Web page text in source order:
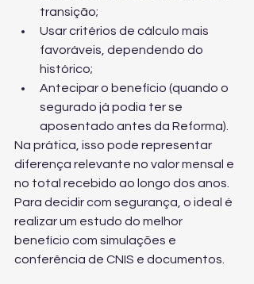
transição;
Usar critérios de cálculo mais
favoráveis, dependendo do
histórico;
Antecipar o benefício (quando o
segurado já podia ter se
aposentado antes da Reforma).
Na prática, isso pode representar
diferença relevante no valor mensal e
no total recebido ao longo dos anos.
Para decidir com segurança, o ideal é
realizar um estudo do melhor
benefício com simulações e
conferência de CNIS e documentos.